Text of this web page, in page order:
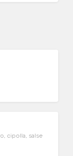
cipolla, salse